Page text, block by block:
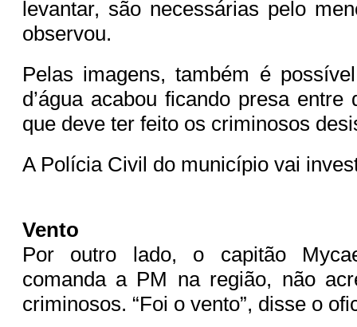
levantar, são necessárias pelo
observou.
Pelas imagens, também é
d’água acabou ficando presa entre
que deve ter feito os criminosos
A Polícia Civil do município vai
Vento
Por outro lado, o capitão
comanda a PM na região, não
criminosos. “Foi o vento”, disse o